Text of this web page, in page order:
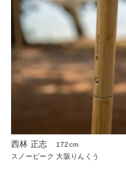
西林 正志
172cm
スノーピーク 大阪りんくう